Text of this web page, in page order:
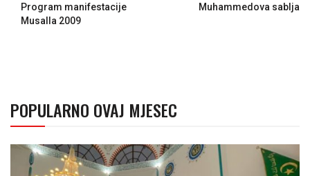
Program manifestacije
Musalla 2009
Muhammedova sablja
POPULARNO OVAJ MJESEC